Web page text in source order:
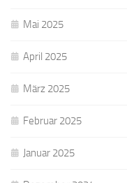
Mai 2025
April 2025
März 2025
Februar 2025
Januar 2025